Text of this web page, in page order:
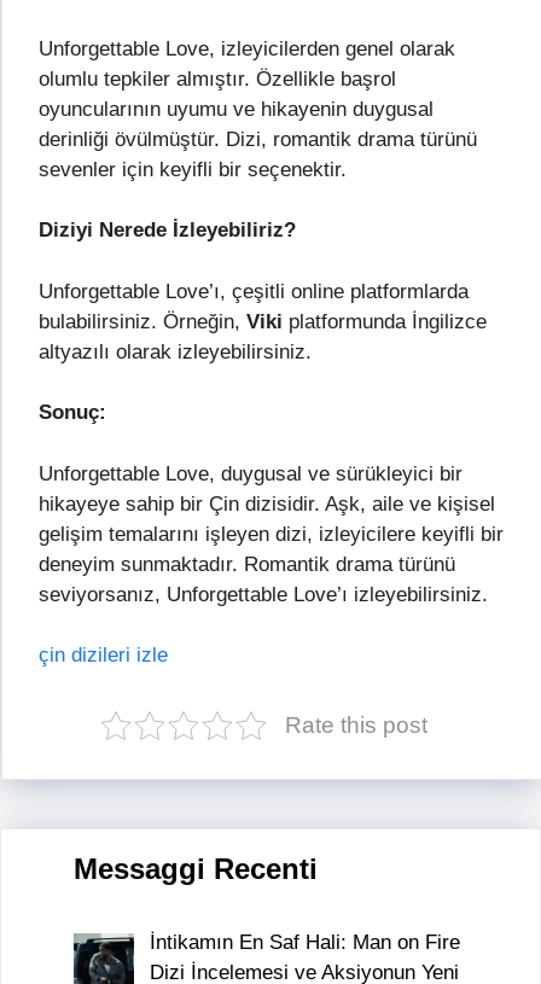
Unforgettable Love, izleyicilerden genel olarak
olumlu tepkiler almıştır. Özellikle başrol
oyuncularının uyumu ve hikayenin duygusal
derinliği övülmüştür. Dizi, romantik drama türünü
sevenler için keyifli bir seçenektir.
Diziyi Nerede İzleyebiliriz?
Unforgettable Love’ı, çeşitli online platformlarda
bulabilirsiniz. Örneğin, Viki platformunda İngilizce
altyazılı olarak izleyebilirsiniz.
Sonuç:
Unforgettable Love, duygusal ve sürükleyici bir
hikayeye sahip bir Çin dizisidir. Aşk, aile ve kişisel
gelişim temalarını işleyen dizi, izleyicilere keyifli bir
deneyim sunmaktadır. Romantik drama türünü
seviyorsanız, Unforgettable Love’ı izleyebilirsiniz.
çin dizileri izle
Rate this post
Messaggi Recenti
İntikamın En Saf Hali: Man on Fire
Dizi İncelemesi ve Aksiyonun Yeni